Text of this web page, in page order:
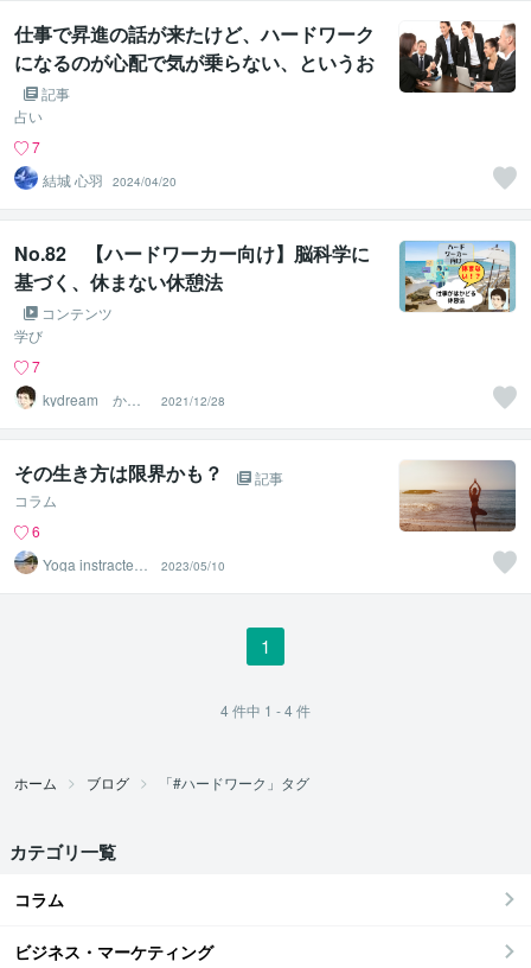
仕事で昇進の話が来たけど、ハードワーク
になるのが心配で気が乗らない、というお
悩みへの答え
記事
占い
7
結城 心羽
2024/04/20
No.82 【ハードワーカー向け】脳科学に
基づく、休まない休憩法
コンテンツ
学び
7
kydream かま
やん
2021/12/28
その生き方は限界かも？
記事
コラム
6
Yoga instracter A
isa
2023/05/10
1
4件中 1 - 4件
ホーム ブログ 「#ハードワーク」タグ
カテゴリ一覧
コラム
ビジネス・マーケティング